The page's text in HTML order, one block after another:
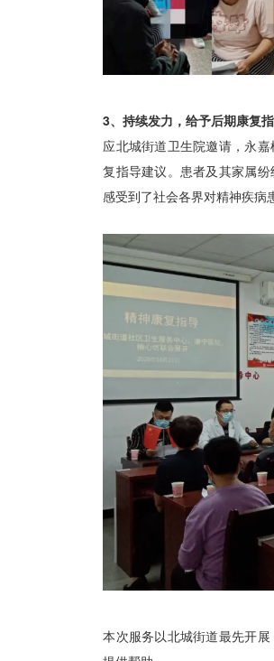
3、持续发力，给予后期康复
应北城街道卫生院邀请，永
复指导建议。患者及其家属
感受到了社会各界对精神疾病
本次服务以北城街道最先开